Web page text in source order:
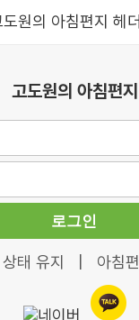
고도원의 아침편지
로그인
태 유지 아침